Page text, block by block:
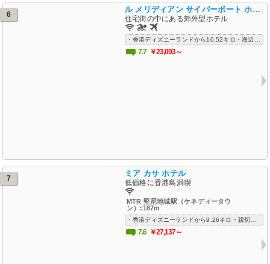
6
ル メリディアン サイバーポート ホテル
住宅街の中にある郊外型ホテル
7.7 ￥23,093～
7
ミア カサ ホテル
低価格に香港島満喫
MTR 堅尼地城駅（ケネディータウ
ン）:187m
7.6 ￥27,137～